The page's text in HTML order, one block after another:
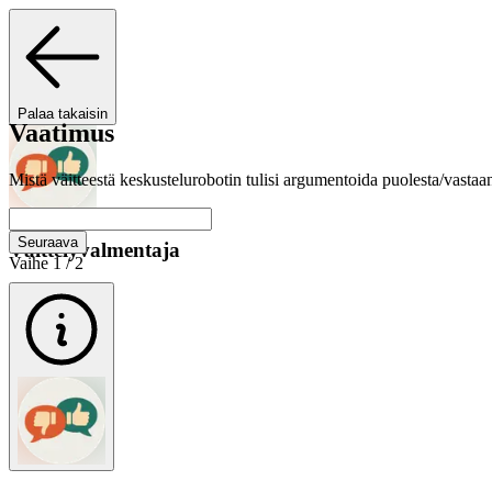
Palaa takaisin
Väittelyvalmentaja
Vaatimus
Mistä väitteestä keskustelurobotin tulisi argumentoida puolesta/
Seuraava
Vaihe 1 / 2